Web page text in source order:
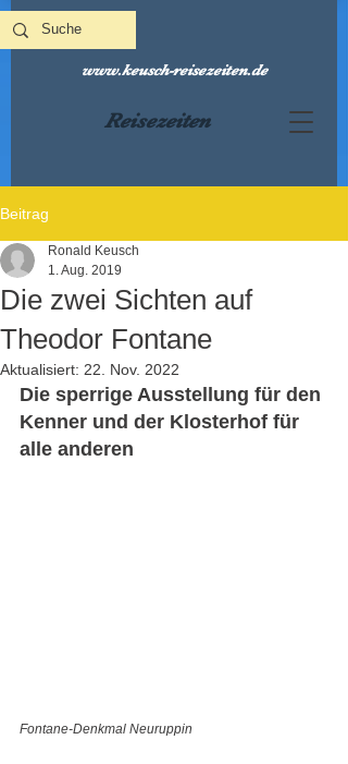
Reisezeiten
www.keusch-reisezeiten.de
Beitrag
Die zwei Sichten auf
Theodor Fontane
Ronald Keusch
1. Aug. 2019
Aktualisiert: 22. Nov. 2022
Die sperrige Ausstellung für den
Kenner und der Klosterhof für
alle anderen
Fontane-Denkmal Neuruppin